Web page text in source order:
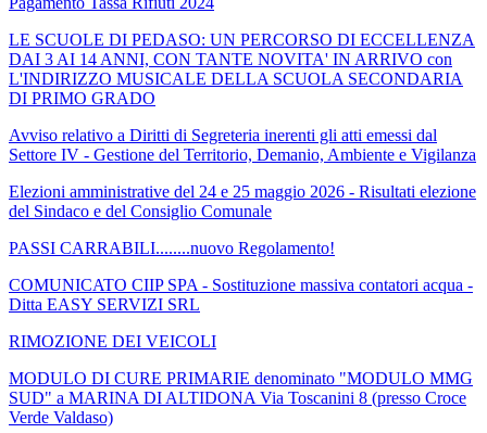
LE SCUOLE DI PEDASO: UN PERCORSO DI ECCELLENZA
DAI 3 AI 14 ANNI, CON TANTE NOVITA' IN ARRIVO con
L'INDIRIZZO MUSICALE DELLA SCUOLA SECONDARIA
DI PRIMO GRADO
Avviso relativo a Diritti di Segreteria inerenti gli atti emessi dal
Settore IV - Gestione del Territorio, Demanio, Ambiente e Vigilanza
Elezioni amministrative del 24 e 25 maggio 2026 - Risultati elezione
del Sindaco e del Consiglio Comunale
PASSI CARRABILI........nuovo Regolamento!
COMUNICATO CIIP SPA - Sostituzione massiva contatori acqua -
Ditta EASY SERVIZI SRL
RIMOZIONE DEI VEICOLI
MODULO DI CURE PRIMARIE denominato "MODULO MMG
SUD" a MARINA DI ALTIDONA Via Toscanini 8 (presso Croce
Verde Valdaso)